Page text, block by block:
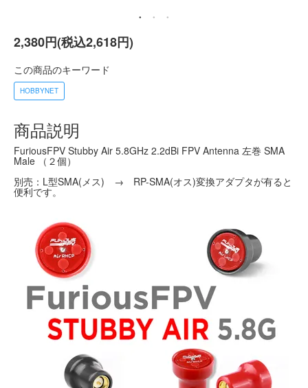
2,380円(税込2,618円)
この商品のキーワード
HOBBYNET
商品説明
FuriousFPV Stubby Air 5.8GHz 2.2dBi FPV Antenna 左巻 SMA
Male （２個）
別売：L型SMA(メス) → RP-SMA(オス)変換アダプタが有ると
便利です。